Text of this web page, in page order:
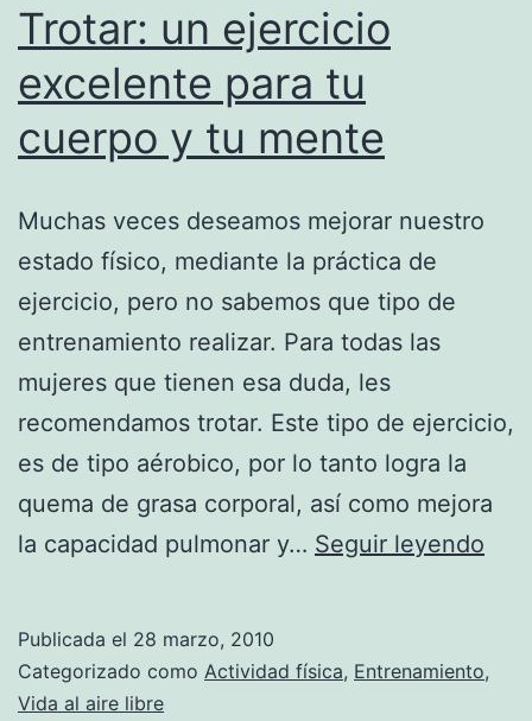
Trotar: un ejercicio
excelente para tu
cuerpo y tu mente
Muchas veces deseamos mejorar nuestro
estado físico, mediante la práctica de
ejercicio, pero no sabemos que tipo de
entrenamiento realizar. Para todas las
mujeres que tienen esa duda, les
recomendamos trotar. Este tipo de ejercicio,
es de tipo aérobico, por lo tanto logra la
quema de grasa corporal, así como mejora
la capacidad pulmonar y… Seguir leyendo
Publicada el 28 marzo, 2010
Categorizado como Actividad física, Entrenamiento,
Vida al aire libre